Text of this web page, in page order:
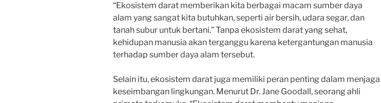
“Ekosistem darat memberikan kita berbagai macam sumber daya
alam yang sangat kita butuhkan, seperti air bersih, udara segar, dan
tanah subur untuk bertani.” Tanpa ekosistem darat yang sehat,
kehidupan manusia akan terganggu karena ketergantungan manusia
terhadap sumber daya alam tersebut.
Selain itu, ekosistem darat juga memiliki peran penting dalam menjaga
keseimbangan lingkungan. Menurut Dr. Jane Goodall, seorang ahli